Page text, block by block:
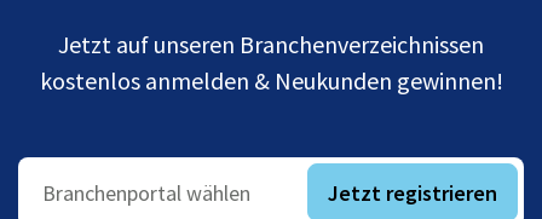
Jetzt auf unseren Branchenverzeichnissen
kostenlos anmelden & Neukunden gewinnen!
Branchenportal wählen Jetzt registrieren